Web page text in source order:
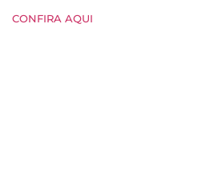
CONFIRA AQUI